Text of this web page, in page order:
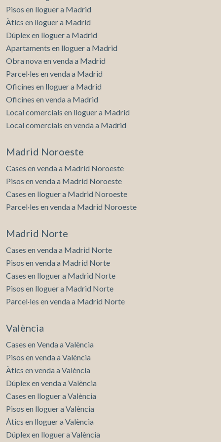
Pisos en lloguer a Madrid
Àtics en lloguer a Madrid
Dúplex en lloguer a Madrid
Apartaments en lloguer a Madrid
Obra nova en venda a Madrid
Parcel·les en venda a Madrid
Oficines en lloguer a Madrid
Oficines en venda a Madrid
Local comercials en lloguer a Madrid
Local comercials en venda a Madrid
Madrid Noroeste
Cases en venda a Madrid Noroeste
Pisos en venda a Madrid Noroeste
Cases en lloguer a Madrid Noroeste
Parcel·les en venda a Madrid Noroeste
Madrid Norte
Cases en venda a Madrid Norte
Pisos en venda a Madrid Norte
Cases en lloguer a Madrid Norte
Pisos en lloguer a Madrid Norte
Parcel·les en venda a Madrid Norte
València
Cases en Venda a València
Pisos en venda a València
Àtics en venda a València
Dúplex en venda a València
Cases en lloguer a València
Pisos en lloguer a València
Àtics en lloguer a València
Dúplex en lloguer a València